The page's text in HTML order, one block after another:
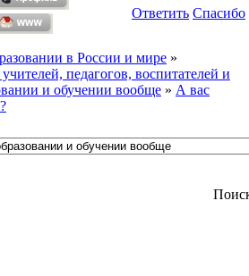
Ответить Спасибо
в России и мире »
педагогов, воспитателей и
и обучении вообще » А вас